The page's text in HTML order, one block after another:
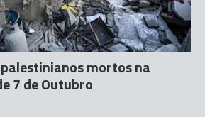
mortos na
7 de Outubro